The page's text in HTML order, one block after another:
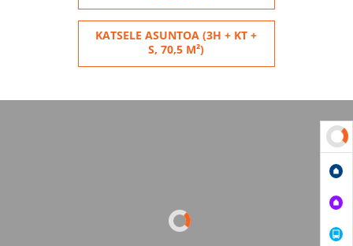
KATSELE ASUNTOA (3H + KT +
S, 70,5 M²)